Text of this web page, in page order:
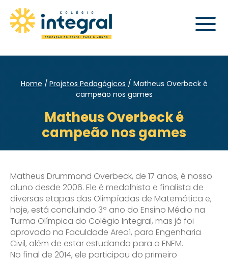
Home Projetos Pedagógicos
Matheus Overbeck é
campeão nos games
Matheus Overbeck é
campeão nos games
Matheus Drummond Overbeck, de 17 anos, é nosso
aluno desde 2006. Ele é medalhista e finalista de
diversas etapas das Olimpíadas de Matemática e,
hoje, está concluindo 3º ano do Ensino Médio na
Turma Olímpica do Colégio Integral, mas já foi
aprovado na Faculdade Area1, para Engenharia
Civil, além de estar estudando para o ENEM.
No final de 2014, ele participou do primeiro